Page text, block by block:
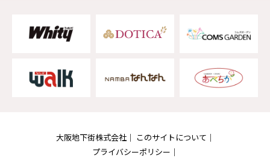
大阪地下街株式会社
このサイトについて
プライバシーポリシー